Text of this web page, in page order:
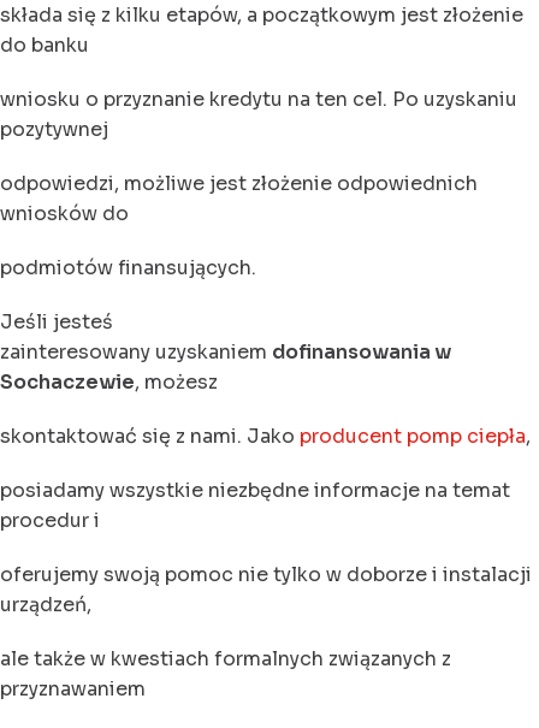
składa się z kilku etapów, a początkowym jest złożenie
do banku
wniosku o przyznanie kredytu na ten cel. Po uzyskaniu
pozytywnej
odpowiedzi, możliwe jest złożenie odpowiednich
wniosków do
podmiotów finansujących.
Jeśli jesteś
zainteresowany uzyskaniem dofinansowania w
Sochaczewie, możesz
skontaktować się z nami. Jako producent pomp ciepła,
posiadamy wszystkie niezbędne informacje na temat
procedur i
oferujemy swoją pomoc nie tylko w doborze i instalacji
urządzeń,
ale także w kwestiach formalnych związanych z
przyznawaniem